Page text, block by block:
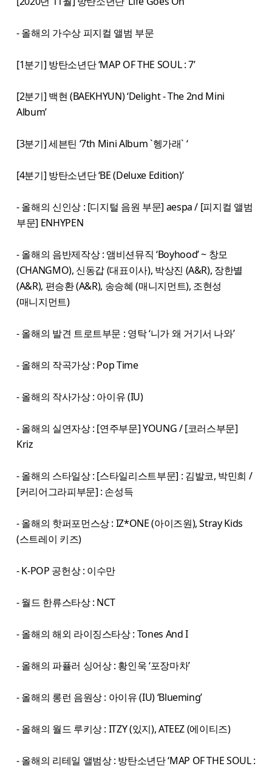
- 올해의 가수상 피지컬 앨범 부문
[1분기] 방탄소년단 ‘MAP OF THE SOUL : 7’
[2분기] 백현 (BAEKHYUN) ‘Delight - The 2nd Mini
Album’
[3분기] 세븐틴 ‘7th Mini Album `헹가래` ‘
[4분기] 방탄소년단 ‘BE (Deluxe Edition)’
- 올해의 신인상 : [디지털 음원 부문] aespa / [피지컬 앨범
부문] ENHYPEN
- 올해의 음반제작상 : 앰비션뮤직 ‘Boyhood’ ~ 창모
(CHANGMO), 신동갑 (대표이사), 박상진 (A&R), 장한별
(A&R), 편승환 (A&R), 송승혜 (매니지먼트), 조현성
(매니지먼트)
- 올해의 발견 트로트부문 : 영탁 ‘니가 왜 거기서 나와’
- 올해의 작곡가상 : Pop Time
- 올해의 작사가상 : 아이유 (IU)
- 올해의 실연자상 : [연주부문] YOUNG / [코러스부문]
Kriz
- 올해의 스타일상 : [스타일리스트부문] : 김발코, 박민희 /
[커리어그라피부문] : 손성득
- 올해의 핫퍼포먼스상 : IZ*ONE (아이즈원), Stray Kids
(스트레이 키즈)
- K-POP 공헌상 : 이수만
- 월드 한류스타상 : NCT
- 올해의 해외 라이징스타상 : Tones And I
- 올해의 파퓰러 싱어상 : 황인욱 ‘포장마차’
- 올해의 롱런 음원상 : 아이유 (IU) ‘Blueming’
- 올해의 월드 루키상 : ITZY (있지), ATEEZ (에이티즈)
- 올해의 리테일 앨범상 : 방탄소년단 ‘MAP OF THE SOUL :